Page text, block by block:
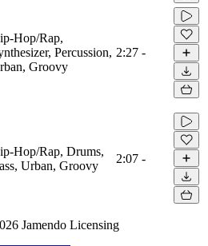
Hop/Rap,
Percussion,
Groovy
2:27 -
Hop/Rap, Drums,
Urban, Groovy
2:07 -
Jamendo Licensing